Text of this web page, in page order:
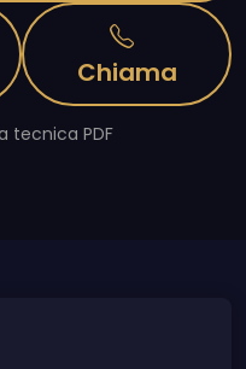
Chiama
tecnica PDF